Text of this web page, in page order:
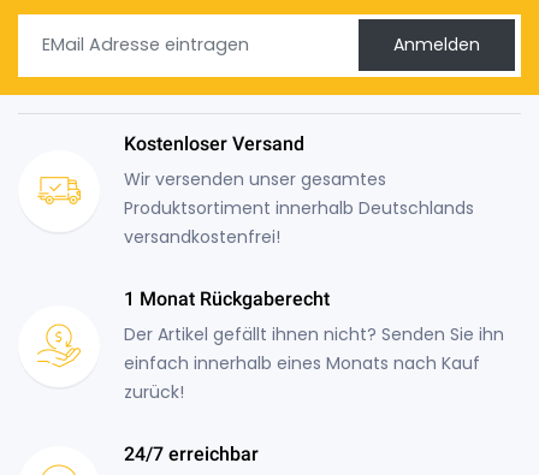
Anmelden
Kostenloser Versand
Wir versenden unser gesamtes
Produktsortiment innerhalb Deutschlands
versandkostenfrei!
1 Monat Rückgaberecht
Der Artikel gefällt ihnen nicht? Senden Sie ihn
einfach innerhalb eines Monats nach Kauf
zurück!
24/7 erreichbar